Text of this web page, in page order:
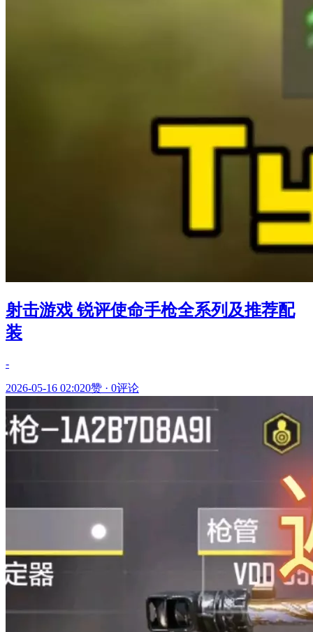
射击游戏 锐评使命手枪全系列及推荐配
装
-
2026-05-16 02:020赞 · 0评论